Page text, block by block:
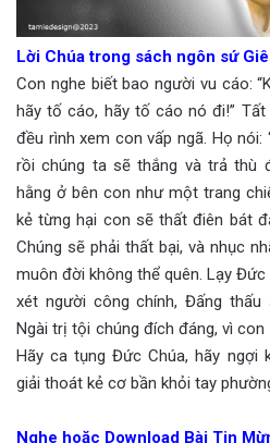
Lời Chúa trong sách ngôn sứ
Con nghe biết bao người vu cáo:
hãy tố cáo, hãy tố cáo nó đi!”
đều rình xem con vấp ngã. Họ nói:
rồi chúng ta sẽ thắng và trả thù
hằng ở bên con như một trang
kẻ từng hại con sẽ thất điên bát
Chúng sẽ phải thất bại, và nhục
muôn đời không thể quên. Lạy
xét người công chính, Đấng
Ngài trị tội chúng đích đáng, vì
Hãy ca tụng Đức Chúa, hãy ngợi
giải thoát kẻ cơ bần khỏi tay
Nghe hoặc Download Bài Tin